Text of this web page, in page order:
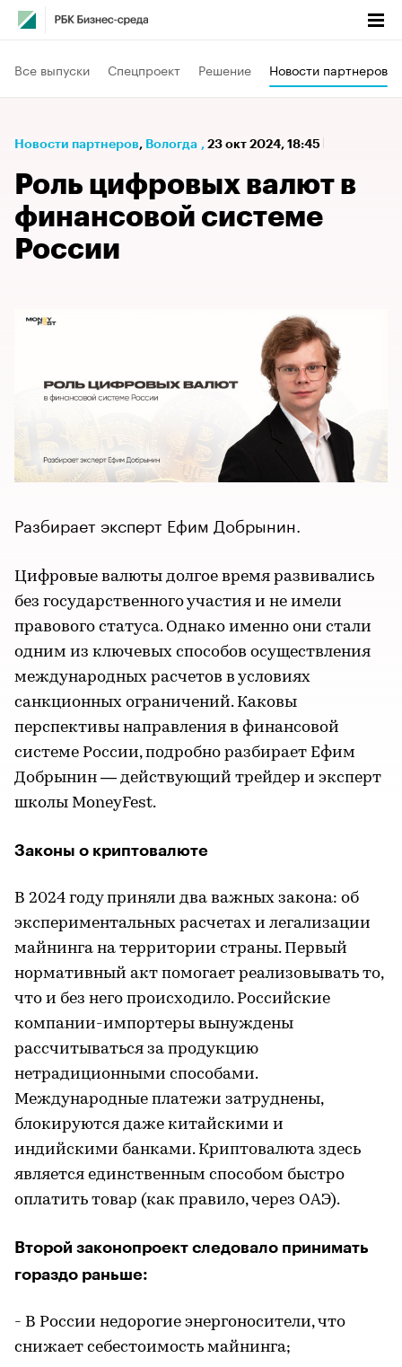
Все выпуски Спецпроект Решение Новости партнеров
Новости партнеров⁠, Вологда , 23 окт 2024, 18:45
Роль цифровых валют в
финансовой системе
России
Разбирает эксперт Ефим Добрынин.
Цифровые валюты долгое время развивались
без государственного участия и не имели
правового статуса. Однако именно они стали
одним из ключевых способов осуществления
международных расчетов в условиях
санкционных ограничений. Каковы
перспективы направления в финансовой
системе России, подробно разбирает Ефим
Добрынин — действующий трейдер и эксперт
школы MoneyFest.
Законы о криптовалюте
В 2024 году приняли два важных закона: об
экспериментальных расчетах и легализации
майнинга на территории страны. Первый
нормативный акт помогает реализовывать то,
что и без него происходило. Российские
компании-импортеры вынуждены
рассчитываться за продукцию
нетрадиционными способами.
Международные платежи затруднены,
блокируются даже китайскими и
индийскими банками. Криптовалюта здесь
является единственным способом быстро
оплатить товар (как правило, через ОАЭ).
Второй законопроект следовало принимать
гораздо раньше:
- В России недорогие энергоносители, что
снижает себестоимость майнинга;